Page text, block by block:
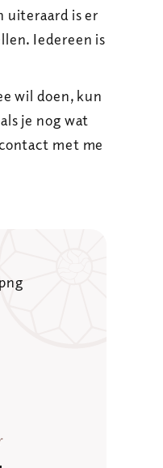
uiteraard is er
Iedereen is
wil doen, kun
je nog wat
met me